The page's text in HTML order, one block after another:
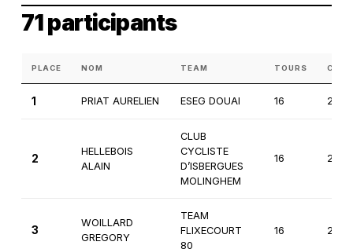
71 participants
PLACE NOM TEAM TOURS
1 PRIAT AURELIEN ESEG DOUAI 16
2
HELLEBOIS
ALAIN
CLUB
CYCLISTE
D’ISBERGUES
MOLINGHEM
16
3
WOILLARD
GREGORY
TEAM
FLIXECOURT
80
16